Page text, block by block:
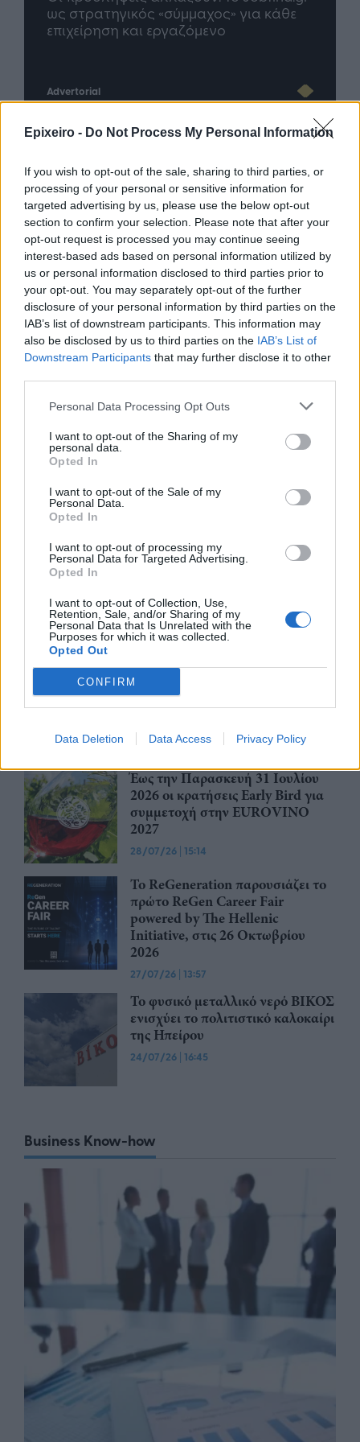
Epixeiro - Do Not Process My Personal Information
If you wish to opt-out of the sale, sharing to third parties, or
processing of your personal or sensitive information for
targeted advertising by us, please use the below opt-out
section to confirm your selection. Please note that after your
opt-out request is processed you may continue seeing
interest-based ads based on personal information utilized by
us or personal information disclosed to third parties prior to
your opt-out. You may separately opt-out of the further
disclosure of your personal information by third parties on the
IAB’s list of downstream participants. This information may
also be disclosed by us to third parties on the IAB’s List of
Downstream Participants that may further disclose it to other
Personal Data Processing Opt Outs
I want to opt-out of the Sharing of my
personal data.
Opted In
I want to opt-out of the Sale of my
Personal Data.
Opted In
I want to opt-out of processing my
Personal Data for Targeted Advertising.
Opted In
I want to opt-out of Collection, Use,
Retention, Sale, and/or Sharing of my
Personal Data that Is Unrelated with the
Purposes for which it was collected.
Opted Out
CONFIRM
Data Deletion Data Access Privacy Policy
μέλλον του Insurance στην εποχή του AI
Advertorial
Περισσότερα από το
Η ERGO επιβράβευσε και φέτος
τους συνεργάτες του Εταιρικού
της Δικτύου διοργανώνοντας
ταξίδια στην Πράγα και το
Καρπενήσι
|
Olympic Yacht Show 2026: Η
«αφρόκρεμα» του ελληνικού
yachting δίνει ραντεβού στο
Οκτωβρίου 2026
30/07/26|16:34
προώθηση των εξαγωγών
ένδυσης – κλωστοϋφαντουργίας
Η νέα ευρωπαϊκή έκθεση για την
της στο Βερολίνο από τις 26 έως
τις 28 Οκτωβρίου
29/07/26 15:21
Η ena athletics συνεργάζεται με
το ΣΠΑΡΤΑΘΛΟΝ
29/07/26|12:23
Έως την Παρασκευή 31 Ιουλίου
2026 οι κρατήσεις Early Bird για
συμμετοχή στην EUROVINO
2027
28/07/26 | 15:14
Το ReGeneration παρουσιάζει το
πρώτο ReGen Career Fair
powered by The Hellenic
Initiative, στις 26 Οκτωβρίου
2026
27/07/26 | 13:57
Το φυσικό μεταλλικό νερό ΒΙΚΟΣ
ενισχύει το πολιτιστικό καλοκαίρι
της Ηπείρου
24/07/26 | 16:45
Business Know-how